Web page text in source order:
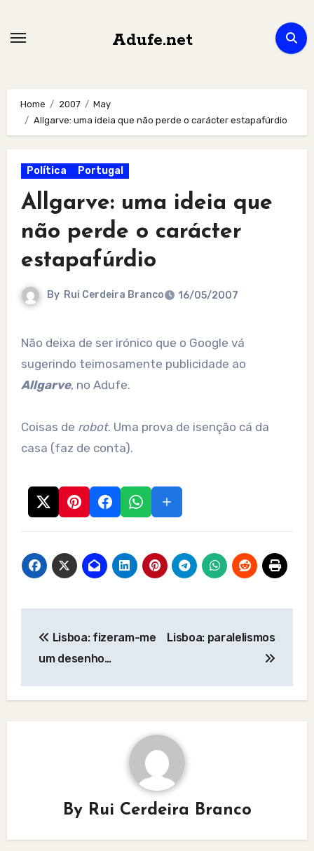
Adufe.net
Home 2007
May
Allgarve: uma ideia que não perde o carácter estapafúrdio
Política Portugal
Allgarve: uma ideia que
não perde o carácter
estapafúrdio
By Rui Cerdeira Branco 16/05/2007
Não deixa de ser irónico que o Google vá
sugerindo teimosamente publicidade ao
Allgarve, no Adufe.
Coisas de robot. Uma prova de isenção cá da
casa (faz de conta).
navigation
Lisboa: fizeram-me
um desenho…
Lisboa: paralelismos
By Rui Cerdeira Branco